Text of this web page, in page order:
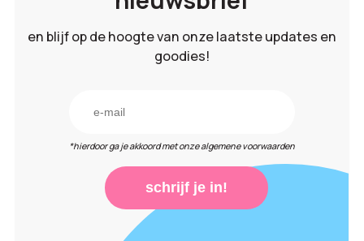
en blijf op de hoogte van onze laatste updates en
goodies!
*hierdoor ga je akkoord met onze algemene voorwaarden
schrijf je in!